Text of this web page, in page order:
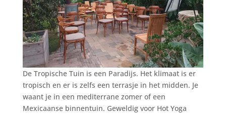
De Tropische Tuin is een Paradijs. Het klimaat is er
tropisch en er is zelfs een terrasje in het midden. Je
waant je in een mediterrane zomer of een
Mexicaanse binnentuin. Geweldig voor Hot Yoga